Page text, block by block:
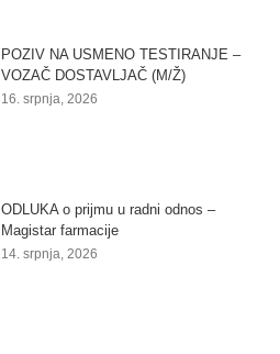
POZIV NA USMENO TESTIRANJE –
VOZAČ DOSTAVLJAČ (M/Ž)
16. srpnja, 2026
ODLUKA o prijmu u radni odnos –
Magistar farmacije
14. srpnja, 2026